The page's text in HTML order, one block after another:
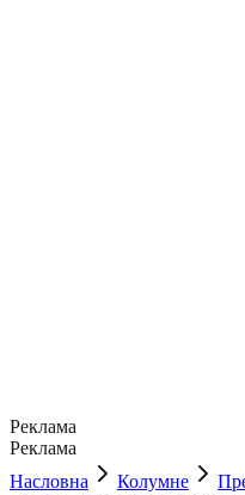
Реклама
Реклама
Насловна
Колумне